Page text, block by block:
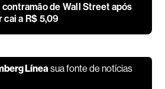
de Wall Street após
a R$ 5,09
Línea sua fonte de notícias